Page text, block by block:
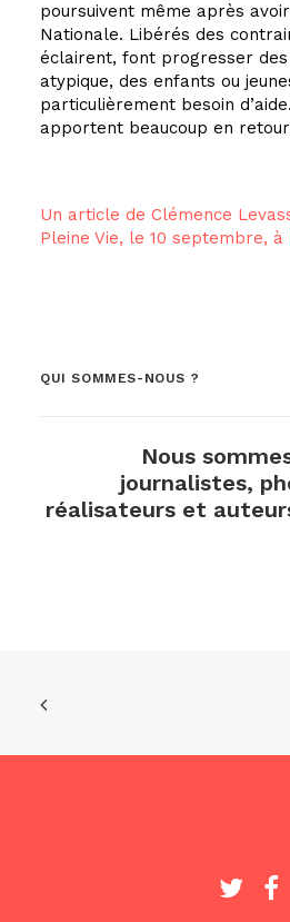
poursuivent même après
Nationale. Libérés des
éclairent, font progresser
atypique, des enfants ou
particulièrement besoin
apportent beaucoup en
Un article de Clémence
Pleine Vie, le 10 septembre, à
QUI SOMMES-NOUS ?
Nous
journalistes,
réalisateurs et